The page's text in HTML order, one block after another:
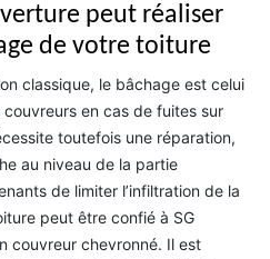
peut réaliser
de votre toiture
classique, le bâchage est celui
en cas de fuites sur
toutefois une réparation,
au niveau de la partie
de limiter l’infiltration de la
peut être confié à SG
couvreur chevronné. Il est